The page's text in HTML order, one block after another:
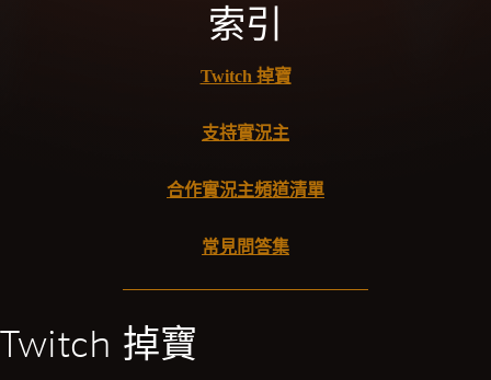
索引
Twitch 掉寶
支持實況主
合作實況主頻道清單
常見問答集
Twitch 掉寶